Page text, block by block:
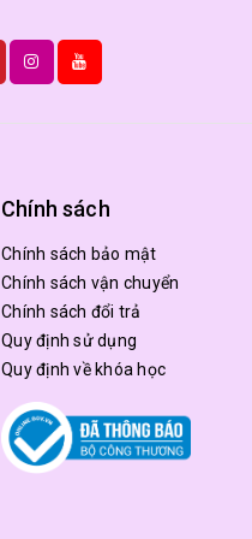
Chính sách
Chính sách bảo mật
Chính sách vận chuyển
Chính sách đổi trả
Quy định sử dụng
Quy định về khóa học